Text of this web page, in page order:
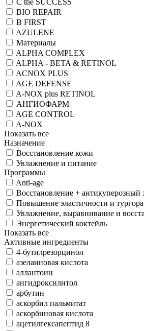
BIO REPAIR
B FIRST
AZULENE
Материалы
ALPHA COMPLEX
ALPHA - BETA & RETINOL
ACNOX PLUS
AGE DEFENSE
A-NOX plus RETINOL
АНГИОФАРМ
AGE CONTROL
A-NOX
Показать все
Назначение
Восстановление кожи
Увлажнение и питание
Программы
Anti-age
Восстановление + антикуперозный
Повышение эластичности и
Увлажнение, выравнивание и
Энергетический коктейль
Показать все
Активные ингредиенты
4-бутилрезорцинол
азелаиновая кислота
аллантоин
ангидроксилитол
арбутин
аскорбил пальмитат
аскорбиновая кислота
ацетилгексапептид 8